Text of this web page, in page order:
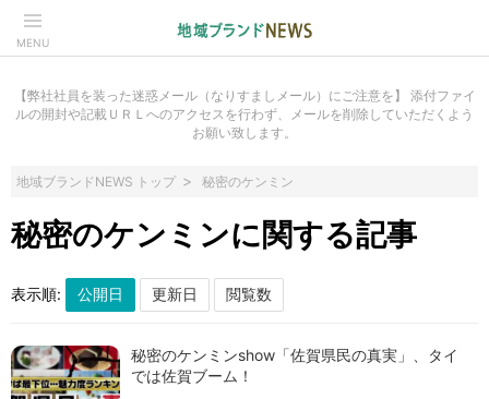
MENU
【弊社社員を装った迷惑メール（なりすましメール）にご注意を】 添付ファイ
ルの開封や記載ＵＲＬへのアクセスを行わず、メールを削除していただくよう
お願い致します。
地域ブランドNEWS トップ 秘密のケンミン
秘密のケンミンに関する記事
表示順:
秘密のケンミンshow「佐賀県民の真実」、タイ
では佐賀ブーム！